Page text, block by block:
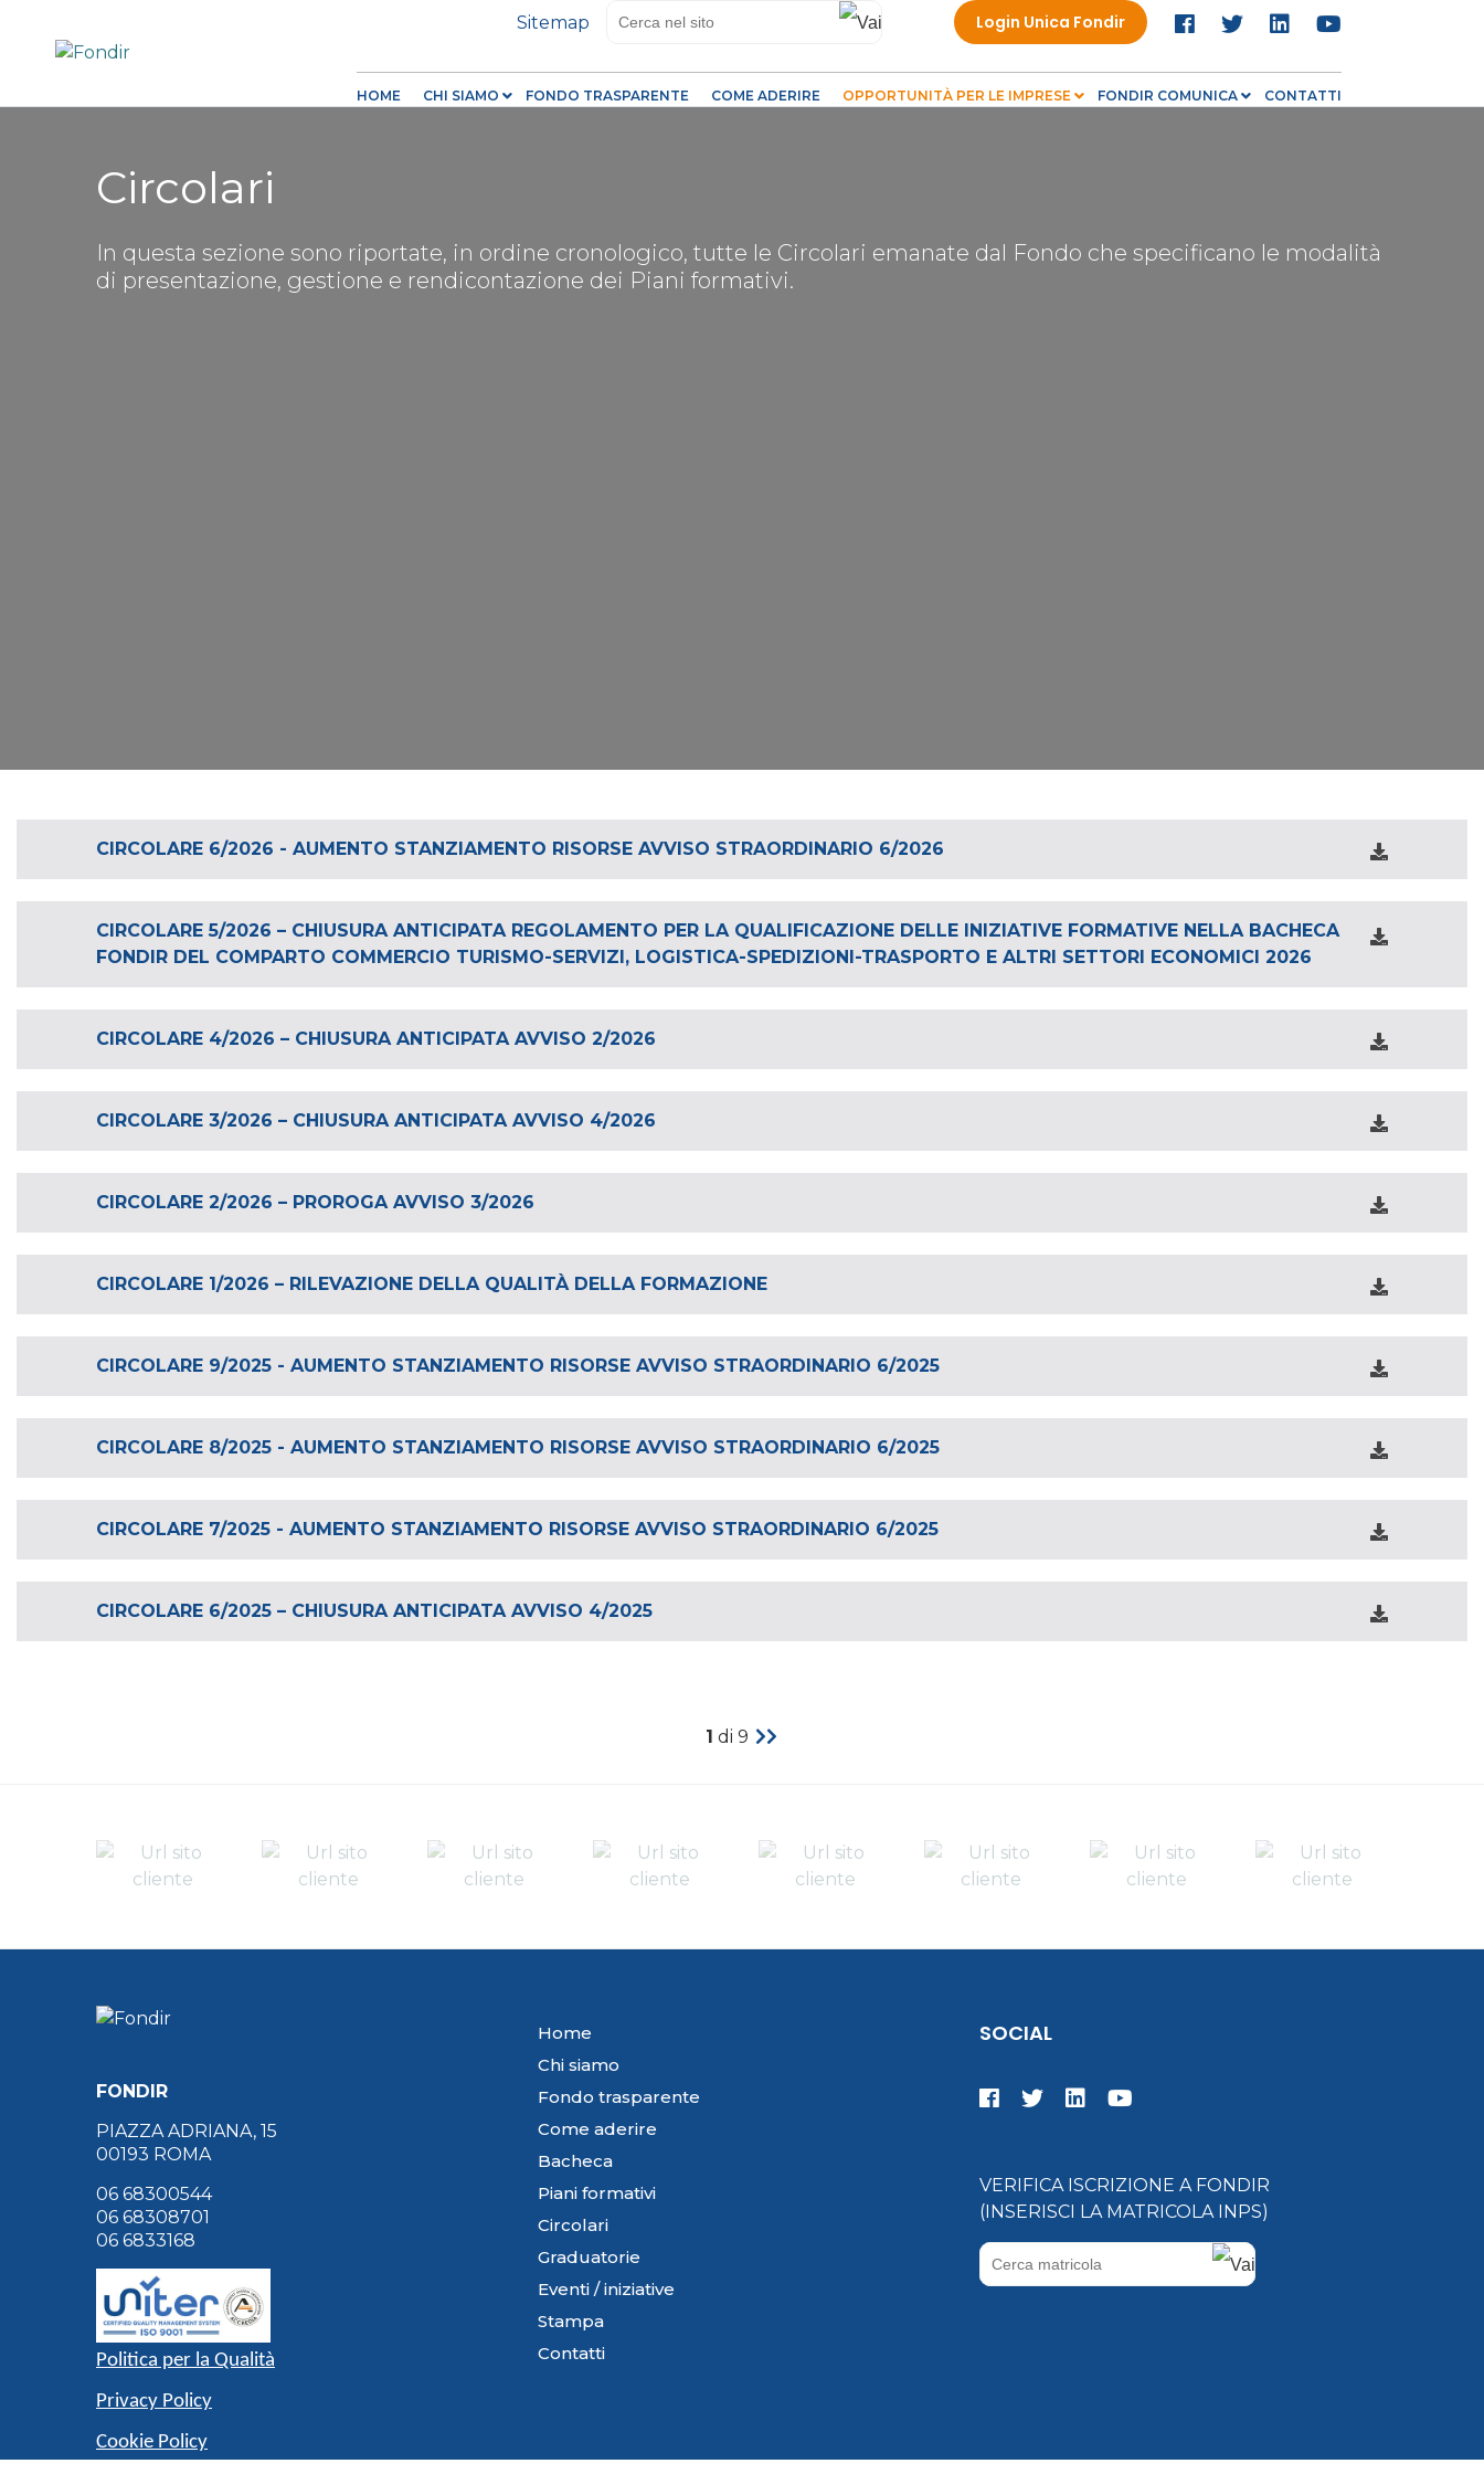
contenuto
principale
Login Unica Fondir
Sitemap
HOME CHI SIAMO FONDO TRASPARENTE COME ADERIRE OPPORTUNITÀ PER LE IMPRESE FONDIR COMUNICA CONTATTI
Circolari
In questa sezione sono riportate, in ordine cronologico, tutte le Circolari emanate dal Fondo che specificano le modalità
di presentazione, gestione e rendicontazione dei Piani formativi.
CIRCOLARE 6/2026 - AUMENTO STANZIAMENTO RISORSE AVVISO STRAORDINARIO 6/2026
CIRCOLARE 5/2026 – CHIUSURA ANTICIPATA REGOLAMENTO PER LA QUALIFICAZIONE DELLE INIZIATIVE FORMATIVE NELLA BACHECA
FONDIR DEL COMPARTO COMMERCIO TURISMO-SERVIZI, LOGISTICA-SPEDIZIONI-TRASPORTO E ALTRI SETTORI ECONOMICI 2026
CIRCOLARE 4/2026 – CHIUSURA ANTICIPATA AVVISO 2/2026
CIRCOLARE 3/2026 – CHIUSURA ANTICIPATA AVVISO 4/2026
CIRCOLARE 2/2026 – PROROGA AVVISO 3/2026
CIRCOLARE 1/2026 – RILEVAZIONE DELLA QUALITÀ DELLA FORMAZIONE
CIRCOLARE 9/2025 - AUMENTO STANZIAMENTO RISORSE AVVISO STRAORDINARIO 6/2025
CIRCOLARE 8/2025 - AUMENTO STANZIAMENTO RISORSE AVVISO STRAORDINARIO 6/2025
CIRCOLARE 7/2025 - AUMENTO STANZIAMENTO RISORSE AVVISO STRAORDINARIO 6/2025
CIRCOLARE 6/2025 – CHIUSURA ANTICIPATA AVVISO 4/2025
1 di 9
FONDIR
PIAZZA ADRIANA, 15
00193 ROMA
06 68300544
06 68308701
06 6833168
Politica per la Qualità
Privacy Policy
Cookie Policy
Home
Chi siamo
Fondo trasparente
Come aderire
Bacheca
Piani formativi
Circolari
Graduatorie
Eventi / iniziative
Stampa
Contatti
SOCIAL
VERIFICA ISCRIZIONE A FONDIR
(INSERISCI LA MATRICOLA INPS)